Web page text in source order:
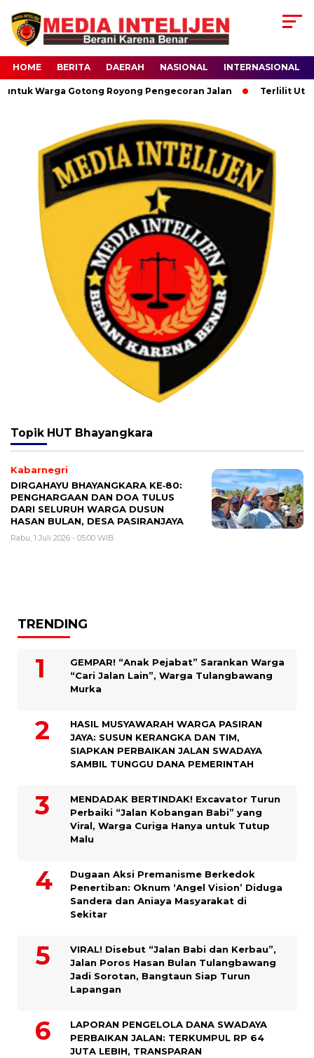
HOME BERITA DAERAH NASIONAL INTERNASIONAL
Warga Gotong Royong Pengecoran Jalan Terlilit Utang
Topik HUT Bhayangkara
Kabarnegri
DIRGAHAYU BHAYANGKARA KE‑80:
PENGHARGAAN DAN DOA TULUS
DARI SELURUH WARGA DUSUN
HASAN BULAN, DESA PASIRANJAYA
Rabu, 1 Juli 2026 - 05:00 WIB
TRENDING
GEMPAR! “Anak Pejabat” Sarankan Warga
“Cari Jalan Lain”, Warga Tulangbawang
Murka
HASIL MUSYAWARAH WARGA PASIRAN
JAYA: SUSUN KERANGKA DAN TIM,
SIAPKAN PERBAIKAN JALAN SWADAYA
SAMBIL TUNGGU DANA PEMERINTAH
MENDADAK BERTINDAK! Excavator Turun
Perbaiki “Jalan Kobangan Babi” yang
Viral, Warga Curiga Hanya untuk Tutup
Malu
Dugaan Aksi Premanisme Berkedok
Penertiban: Oknum ‘Angel Vision’ Diduga
Sandera dan Aniaya Masyarakat di
Sekitar
VIRAL! Disebut “Jalan Babi dan Kerbau”,
Jalan Poros Hasan Bulan Tulangbawang
Jadi Sorotan, Bangtaun Siap Turun
Lapangan
LAPORAN PENGELOLA DANA SWADAYA
PERBAIKAN JALAN: TERKUMPUL RP 64
JUTA LEBIH, TRANSPARAN